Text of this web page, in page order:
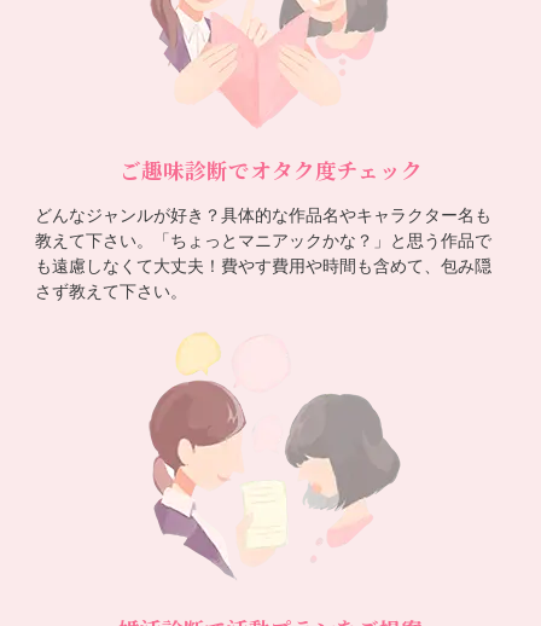
ご趣味診断でオタク度チェック
どんなジャンルが好き？具体的な作品名やキャラクター名も
教えて下さい。「ちょっとマニアックかな？」と思う作品で
も遠慮しなくて大丈夫！費やす費用や時間も含めて、包み隠
さず教えて下さい。